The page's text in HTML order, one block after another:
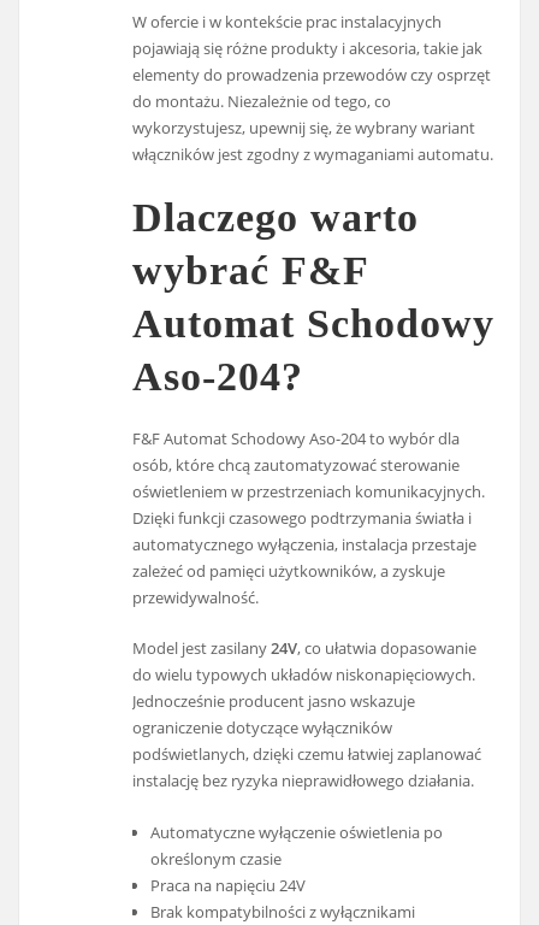
W ofercie i w kontekście prac instalacyjnych
pojawiają się różne produkty i akcesoria, takie jak
elementy do prowadzenia przewodów czy osprzęt
do montażu. Niezależnie od tego, co
wykorzystujesz, upewnij się, że wybrany wariant
włączników jest zgodny z wymaganiami automatu.
Dlaczego warto
wybrać F&F
Automat Schodowy
Aso-204?
F&F Automat Schodowy Aso-204 to wybór dla
osób, które chcą zautomatyzować sterowanie
oświetleniem w przestrzeniach komunikacyjnych.
Dzięki funkcji czasowego podtrzymania światła i
automatycznego wyłączenia, instalacja przestaje
zależeć od pamięci użytkowników, a zyskuje
przewidywalność.
Model jest zasilany24V, co ułatwia dopasowanie
do wielu typowych układów niskonapięciowych.
Jednocześnie producent jasno wskazuje
ograniczenie dotyczące wyłączników
podświetlanych, dzięki czemu łatwiej zaplanować
instalację bez ryzyka nieprawidłowego działania.
Automatyczne wyłączenie oświetlenia po
określonym czasie
Praca na napięciu 24V
Brak kompatybilności z wyłącznikami